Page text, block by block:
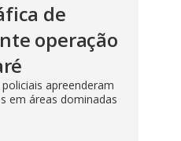
de
operação
apreenderam
em áreas dominadas